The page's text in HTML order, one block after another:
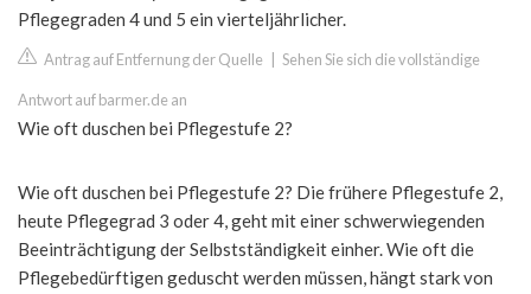
Pflegegraden 4 und 5 ein vierteljährlicher.
Antrag auf Entfernung der Quelle Sehen Sie sich die vollständige
Antwort auf barmer.de an
Wie oft duschen bei Pflegestufe 2?
Wie oft duschen bei Pflegestufe 2? Die frühere Pflegestufe 2,
heute Pflegegrad 3 oder 4, geht mit einer schwerwiegenden
Beeinträchtigung der Selbstständigkeit einher. Wie oft die
Pflegebedürftigen geduscht werden müssen, hängt stark von